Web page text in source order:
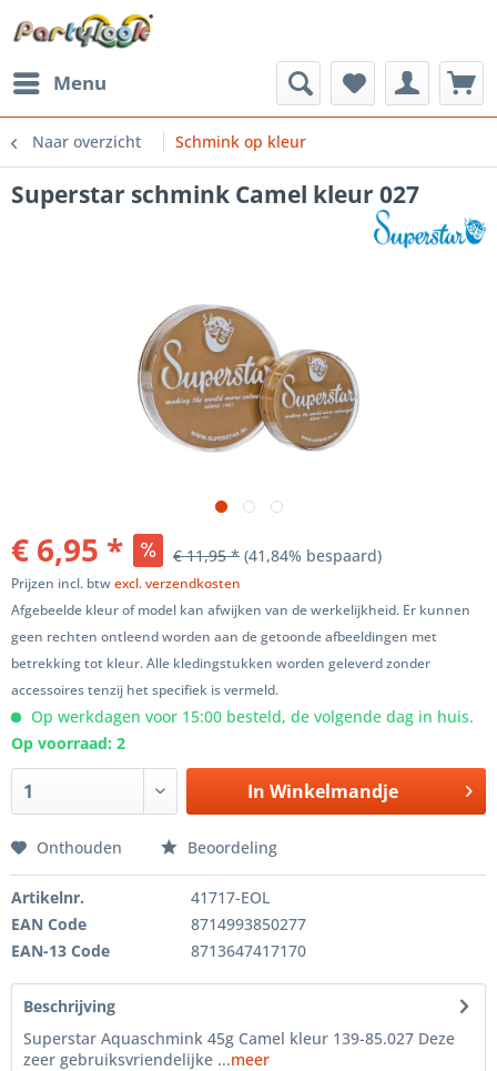
Menu
Naar overzicht Schmink op kleur
Superstar schmink Camel kleur 027
€ 6,95 * € 11,95 * (41,84% bespaard)
Prijzen incl. btwexcl. verzendkosten
Afgebeelde kleur of model kan afwijken van de werkelijkheid. Er kunnen
geen rechten ontleend worden aan de getoonde afbeeldingen met
betrekking tot kleur. Alle kledingstukken worden geleverd zonder
accessoires tenzij het specifiek is vermeld.
Op werkdagen voor 15:00 besteld, de volgende dag in huis.
Op voorraad: 2
In Winkelmandje
Onthouden Beoordeling
Artikelnr.
41717-EOL
EAN Code
8714993850277
EAN-13 Code
8713647417170
Beschrijving
Superstar Aquaschmink 45g Camel kleur 139-85.027 Deze
zeer gebruiksvriendelijke ...meer